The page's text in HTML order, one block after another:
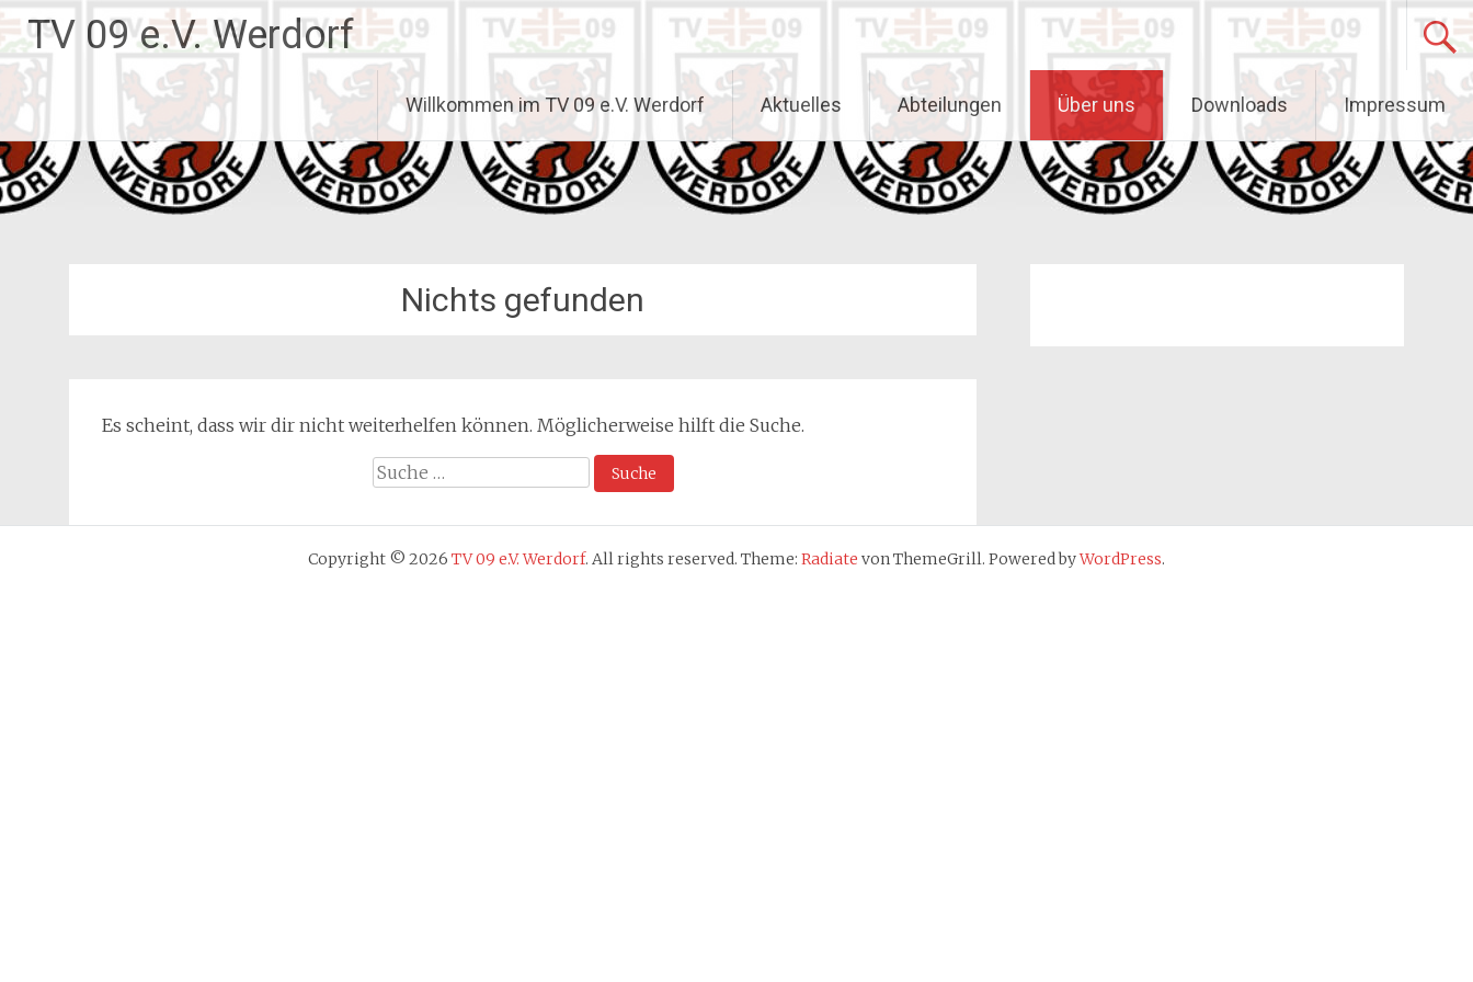
Zum
Inhalt
springen
TV 09 e.V. Werdorf
Willkommen im TV 09 e.V. Werdorf Aktuelles Abteilungen Über uns Downloads Impressum
Nichts gefunden
Es scheint, dass wir dir nicht weiterhelfen können. Möglicherweise hilft die Suche.
Suche
nach:
Copyright © 2026 TV 09 e.V. Werdorf. All rights reserved. Theme: Radiate von ThemeGrill. Powered byWordPress.